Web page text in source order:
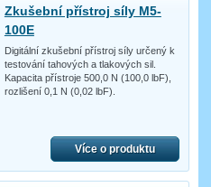
Zkušební přístroj síly M5-
100E
Digitální zkušební přístroj síly určený k
testování tahových a tlakových sil.
Kapacita přístroje 500,0 N (100,0 lbF),
rozlišení 0,1 N (0,02 lbF).
Více o produktu